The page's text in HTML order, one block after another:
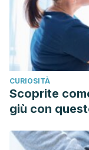
Published online
Honey in
inflammatory
10.17795/jjnpp-
G ITAL
dermatology: a
https://
J Food Prot.
mustard
CURIOSITÀ
Scoprite
giù con